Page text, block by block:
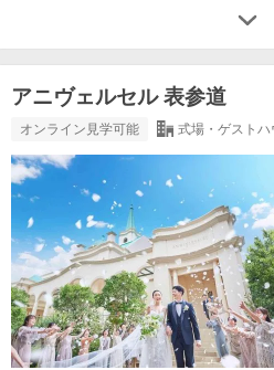
アニヴェルセル 表参道
オンライン見学可能 式場・ゲストハ